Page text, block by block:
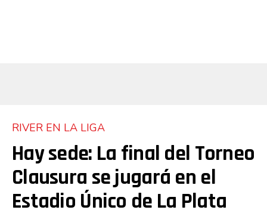
RIVER EN LA LIGA
Hay sede: La final del Torneo
Clausura se jugará en el
Estadio Único de La Plata